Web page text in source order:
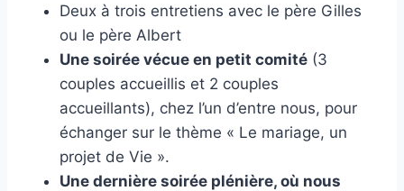
Deux à trois entretiens avec le père Gilles
ou le père Albert
Une soirée vécue en petit comité (3
couples accueillis et 2 couples
accueillants), chez l’un d’entre nous, pour
échanger sur le thème « Le mariage, un
projet de Vie ».
Une dernière soirée plénière, où nous